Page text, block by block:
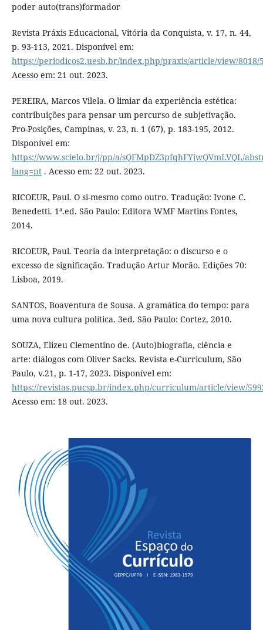
poder auto(trans)formador
Revista Práxis Educacional, Vitória da Conquista, v. 17, n. 44,
p. 93-113, 2021. Disponível em:
https://periodicos2.uesb.br/index.php/praxis/article/view/8018/
Acesso em: 21 out. 2023.
PEREIRA, Marcos Vilela. O limiar da experiência estética:
contribuições para pensar um percurso de subjetivação.
Pro-Posições, Campinas, v. 23, n. 1 (67), p. 183-195, 2012.
Disponível em:
https://www.scielo.br/j/pp/a/sQFMpDZ3pfqhFYjwQVmLVQL/
lang=pt. Acesso em: 22 out. 2023.
RICOEUR, Paul. O si-mesmo como outro. Tradução: Ivone C.
Benedetti. 1ª.ed. São Paulo: Editora WMF Martins Fontes,
2014.
RICOEUR, Paul. Teoria da interpretação: o discurso e o
excesso de significação. Tradução Artur Morão. Edições 70:
Lisboa, 2019.
SANTOS, Boaventura de Sousa. A gramática do tempo: para
uma nova cultura política. 3ed. São Paulo: Cortez, 2010.
SOUZA, Elizeu Clementino de. (Auto)biografia, ciência e
arte: diálogos com Oliver Sacks. Revista e-Curriculum, São
Paulo, v.21, p. 1-17, 2023. Disponível em:
https://revistas.pucsp.br/index.php/curriculum/article/view/
Acesso em: 18 out. 2023.